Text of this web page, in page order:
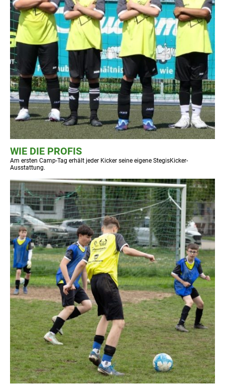
WIE DIE PROFIS
Am ersten Camp-Tag erhält jeder Kicker seine eigene StegisKicker-
Ausstattung.